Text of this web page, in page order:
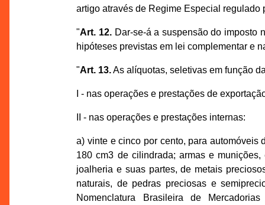
artigo através de Regime Especial regulado
"Art. 12.Dar-se-á a suspensão do imposto
hipóteses previstas em lei complementar e
"Art. 13.As alíquotas, seletivas em função
I - nas operações e prestações de
II - nas operações e prestações internas:
a) vinte e cinco por cento, para automóveis
180 cm3 de cilindrada; armas e
joalheria e suas partes, de metais
naturais, de pedras preciosas e
Nomenclatura Brasileira de